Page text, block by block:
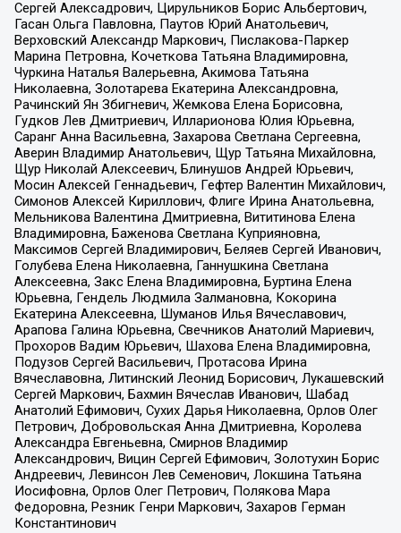
Сергей Алексадрович, Цирульников Борис Альбертович,
Гасан Ольга Павловна, Паутов Юрий Анатольевич,
Верховский Александр Маркович, Пислакова-Паркер
Марина Петровна, Кочеткова Татьяна Владимировна,
Чуркина Наталья Валерьевна, Акимова Татьяна
Николаевна, Золотарева Екатерина Александровна,
Рачинский Ян Збигневич, Жемкова Елена Борисовна,
Гудков Лев Дмитриевич, Илларионова Юлия Юрьевна,
Саранг Анна Васильевна, Захарова Светлана Сергеевна,
Аверин Владимир Анатольевич, Щур Татьяна Михайловна,
Щур Николай Алексеевич, Блинушов Андрей Юрьевич,
Мосин Алексей Геннадьевич, Гефтер Валентин Михайлович,
Симонов Алексей Кириллович, Флиге Ирина Анатольевна,
Мельникова Валентина Дмитриевна, Вититинова Елена
Владимировна, Баженова Светлана Куприяновна,
Максимов Сергей Владимирович, Беляев Сергей Иванович,
Голубева Елена Николаевна, Ганнушкина Светлана
Алексеевна, Закс Елена Владимировна, Буртина Елена
Юрьевна, Гендель Людмила Залмановна, Кокорина
Екатерина Алексеевна, Шуманов Илья Вячеславович,
Арапова Галина Юрьевна, Свечников Анатолий Мариевич,
Прохоров Вадим Юрьевич, Шахова Елена Владимировна,
Подузов Сергей Васильевич, Протасова Ирина
Вячеславовна, Литинский Леонид Борисович, Лукашевский
Сергей Маркович, Бахмин Вячеслав Иванович, Шабад
Анатолий Ефимович, Сухих Дарья Николаевна, Орлов Олег
Петрович, Добровольская Анна Дмитриевна, Королева
Александра Евгеньевна, Смирнов Владимир
Александрович, Вицин Сергей Ефимович, Золотухин Борис
Андреевич, Левинсон Лев Семенович, Локшина Татьяна
Иосифовна, Орлов Олег Петрович, Полякова Мара
Федоровна, Резник Генри Маркович, Захаров Герман
Константинович